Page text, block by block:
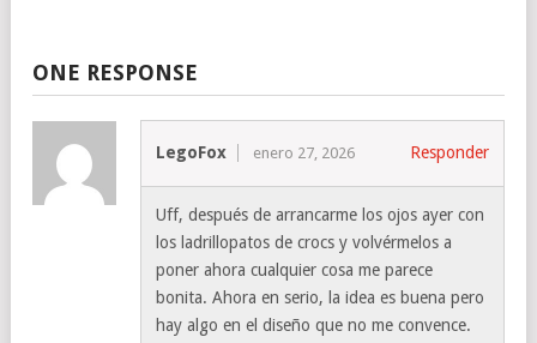
ONE RESPONSE
LegoFox enero 27, 2026 Responder
Uff, después de arrancarme los ojos ayer con
los ladrillopatos de crocs y volvérmelos a
poner ahora cualquier cosa me parece
bonita. Ahora en serio, la idea es buena pero
hay algo en el diseño que no me convence.